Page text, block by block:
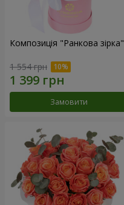
Композиція "Ранкова зірка"
1 554 грн
Замовити